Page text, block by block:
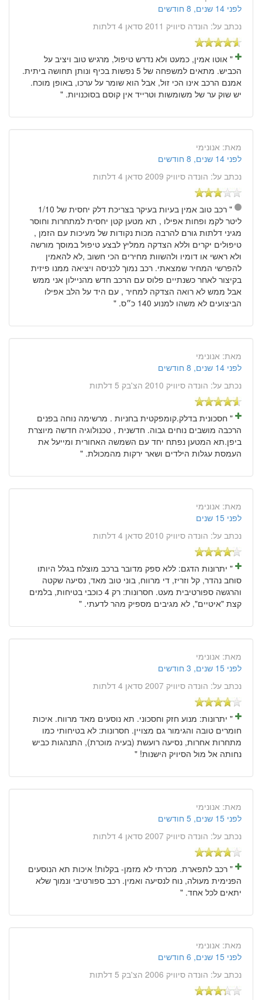
לפני 14 שנים, 8 חודשים
נכתב על: הונדה סיוויק 2011 סדאן 4 דלתות
" אוטו אמין, כמעט ולא נדרש טיפול, מרגיש טוב ויציב על
הכביש. מתאים למשפחה של 5 נפשות בכיף ונותן תחושה ביתית.
אמנם הרכב אינו הכי זול, אבל הוא שומר על ערכו, באופן מוכח.
יש שוק ער של משומשות וטרייד אין קוסם בסוכנויות. "
מאת: אנונימי
לפני 14 שנים, 8 חודשים
נכתב על: הונדה סיוויק 2009 סדאן 4 דלתות
" רכב טוב אמין בעיות בעיקר בצריכת דלק יחסית של 1/10
ליטר לקמ ופחות אפילו , תא מטען קטן יחסית למתחרות וחוסר
מגיני דלתות גורם להרבה מכות נקודות של מעיכות עם הזמן ,
טיפולים יקרים וללא הצדקה ממליץ לבצע טיפול במוסך מורשה
ולא ראשי או דומיו ולהשוות מחירים הכי חשוב ,לא להאמין
להפרשי המחיר שמצאתי. רכב נמוך לכניסה ויציאה ממנו פיזית
בקיצור לאחר כשנתיים פלוס עם הרכב חדש מהניילון אני ממש
אבל ממש לא רואה הצדקה למחיר , עם היד על הלב אפילו
הביצועים לא משהו למנוע 140 כ״ס. "
מאת: אנונימי
לפני 14 שנים, 8 חודשים
נכתב על: הונדה סיוויק 2010 הצ'בק 5 דלתות
" חסכונית בדלק.קומפקטית בחניות . מרשימה נוחה בפנים
הרכבה מושבים נוחים גבוה. חדשנית , טכנולוגיה חדשה מיוצרת
ביפן.תא המטען נפתח יחד עם השמשה האחורית ומייעל את
העמסת עגלות הילדים ושאר ירקות מהמכולת. "
מאת: אנונימי
לפני 15 שנים
נכתב על: הונדה סיוויק 2010 סדאן 4 דלתות
" יתרונות הדגם: ללא ספק מדובר ברכב מוצלח בגלל היותו
סוחב נהדר, קל וזריז, די מרווח, בוני טוב מאד, נסיעה שקטה
והרגשה ספורטיבית מעט. חסרונות: רק 4 כוכבי בטיחות, בלמים
קצת "איטיים", לא מגיבים מספיק מהר לדעתי. "
מאת: אנונימי
לפני 15 שנים, 3 חודשים
נכתב על: הונדה סיוויק 2007 סדאן 4 דלתות
" יתרונות: מנוע חזק וחסכוני. תא נוסעים מאד מרווח. איכות
חומרים טובה והגימור גם מצויין. חסרונות: לא בטיחותי כמו
מתחרות אחרות, נסיעה רועשת (בעיה מוכרת), התנהגות כביש
נחותה אל מול הסיויק הישנות! "
מאת: אנונימי
לפני 15 שנים, 5 חודשים
נכתב על: הונדה סיוויק 2007 סדאן 4 דלתות
" רכב לתפארת. מכרתי לא מזמן- בקלות! איכות תא הנוסעים
הפנימית מעולה, נוח לנסיעה ואמין. רכב ספורטיבי ונמוך שלא
יתאים לכל אחד. "
מאת: אנונימי
לפני 15 שנים, 6 חודשים
נכתב על: הונדה סיוויק 2006 הצ'בק 5 דלתות